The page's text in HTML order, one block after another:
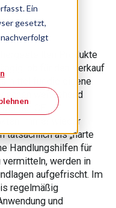
Ein
gesetzt,
nachverfolgt
hergestellten Produkte
ob für den Verkauf
für die eigene
weitgehend
der CE-
immer wieder
tatsächlich als „harte
Handlungshilfen für
werden in
aufgefrischt. Im
regelmäßig
und